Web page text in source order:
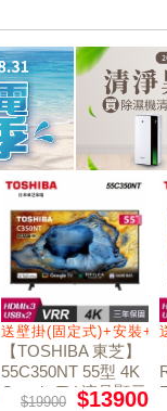
送壁掛(固定式)+安裝+
【TOSHIBA 東芝】
55C350NT 55型 4K
Google TV 液晶顯示
$19900 $13900